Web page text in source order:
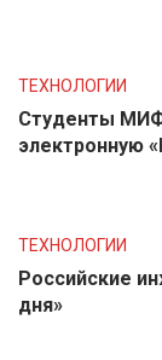
ТЕХНОЛОГИИ
Студенты
электронную
ТЕХНОЛОГИИ
Российские
дня»